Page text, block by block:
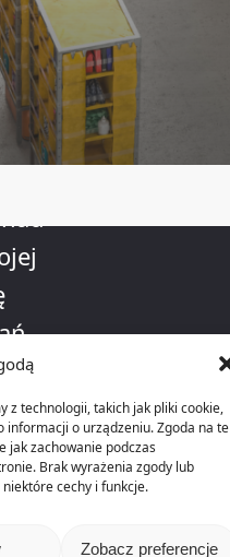
z technologii, takich jak pliki cookie,
informacji o urządzeniu. Zgoda na te
jak zachowanie podczas
Brak wyrażenia zgody lub
cechy i funkcje.
Zobacz preferencje